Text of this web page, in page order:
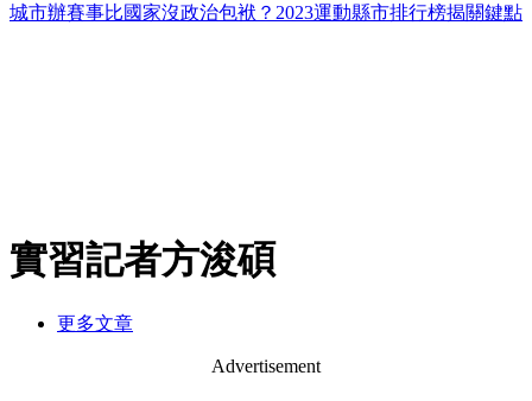
城市辦賽事比國家沒政治包袱？2023運動縣市排行榜揭關鍵點
實習記者方浚碩
更多文章
Advertisement